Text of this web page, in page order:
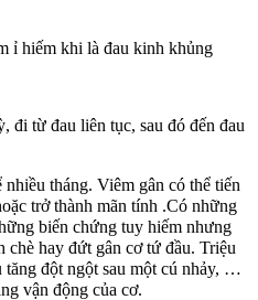
khi là đau kinh khủng
đau liên tục, sau đó đến đau
tháng. Viêm gân có thể tiến
trở thành mãn tính .Có những
biến chứng tuy hiếm nhưng
chè hay đứt gân cơ tứ đầu. Triệu
đột ngột sau một cú nhảy, …
vận động của cơ.